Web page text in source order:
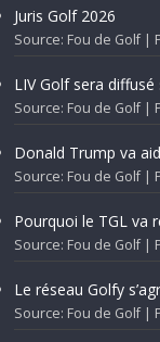
Juris Golf 2026
Source: Fou de Golf
LIV Golf sera
Source: Fou de Golf
Donald Trump va
Source: Fou de Golf
Pourquoi le TGL va
Source: Fou de Golf
Le réseau Golfy
Source: Fou de Golf